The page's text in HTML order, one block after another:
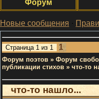
Форум
Новые сообщения ·
Страница 1 из 1 1
Форум поэтов » Форум
публикации стихов » что-то
что-то нашло...